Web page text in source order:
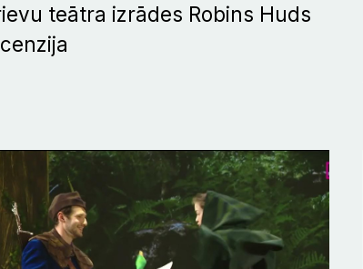
teātra izrādes Robins Huds